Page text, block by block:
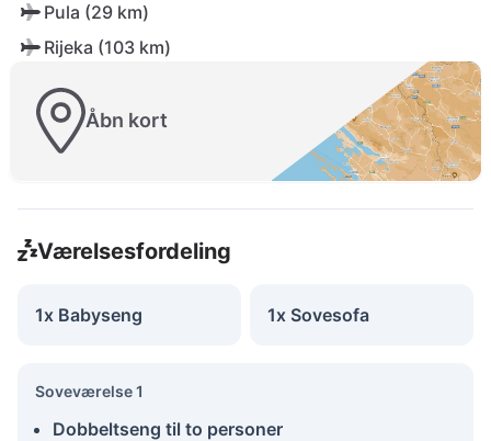
Pula (29 km)
Rijeka (103 km)
Åbn kort
Værelsesfordeling
1x Babyseng 1x Sovesofa
Soveværelse 1
Dobbeltseng til to personer